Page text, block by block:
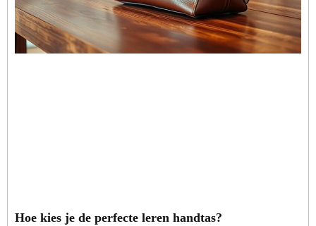
Hoe kies je de perfecte leren handtas?